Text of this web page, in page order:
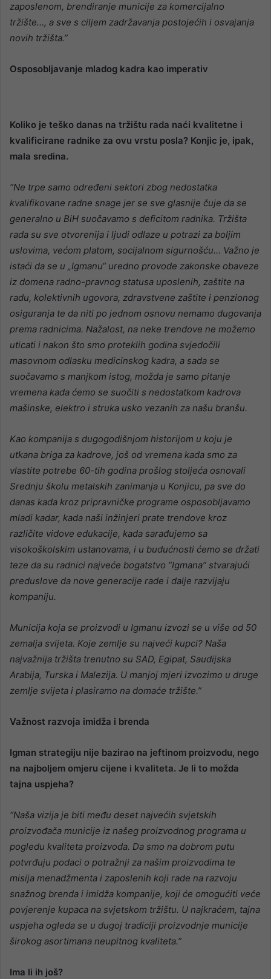
zaposlenom, brendiranje municije za komercijalno
tržište…, a sve s ciljem zadržavanja postojećih i osvajanja
novih tržišta.”
Osposobljavanje mladog kadra kao imperativ
Koliko je teško danas na tržištu rada naći kvalitetne i
kvalificirane radnike za ovu vrstu posla? Konjic je, ipak,
mala sredina.
“Ne trpe samo određeni sektori zbog nedostatka
kvalifikovane radne snage jer se sve glasnije čuje da se
generalno u BiH suočavamo s deficitom radnika. Tržišta
rada su sve otvorenija i ljudi odlaze u potrazi za boljim
uslovima, većom platom, socijalnom sigurnošću… Važno je
istaći da se u „Igmanu“ uredno provode zakonske obaveze
iz domena radno-pravnog statusa uposlenih, zaštite na
radu, kolektivnih ugovora, zdravstvene zaštite i penzionog
osiguranja te da niti po jednom osnovu nemamo dugovanja
prema radnicima. Nažalost, na neke trendove ne možemo
uticati i nakon što smo proteklih godina svjedočili
masovnom odlasku medicinskog kadra, a sada se
suočavamo s manjkom istog, možda je samo pitanje
vremena kada ćemo se suočiti s nedostatkom kadrova
mašinske, elektro i struka usko vezanih za našu branšu.
Kao kompanija s dugogodišnjom historijom u koju je
utkana briga za kadrove, još od vremena kada smo za
vlastite potrebe 60-tih godina prošlog stoljeća osnovali
Srednju školu metalskih zanimanja u Konjicu, pa sve do
danas kada kroz pripravničke programe osposobljavamo
mladi kadar, kada naši inžinjeri prate trendove kroz
različite vidove edukacije, kada sarađujemo sa
visokoškolskim ustanovama, i u budućnosti ćemo se držati
teze da su radnici najveće bogatstvo “Igmana” stvarajući
preduslove da nove generacije rade i dalje razvijaju
kompaniju.
Municija koja se proizvodi u Igmanu izvozi se u više od 50
zemalja svijeta. Koje zemlje su najveći kupci? Naša
najvažnija tržišta trenutno su SAD, Egipat, Saudijska
Arabija, Turska i Malezija. U manjoj mjeri izvozimo u druge
zemlje svijeta i plasiramo na domaće tržište.”
Važnost razvoja imidža i brenda
Igman strategiju nije bazirao na jeftinom proizvodu, nego
na najboljem omjeru cijene i kvaliteta. Je li to možda
tajna uspjeha?
“Naša vizija je biti među deset najvećih svjetskih
proizvođača municije iz našeg proizvodnog programa u
pogledu kvaliteta proizvoda. Da smo na dobrom putu
potvrđuju podaci o potražnji za našim proizvodima te
misija menadžmenta i zaposlenih koji rade na razvoju
snažnog brenda i imidža kompanije, koji će omogućiti veće
povjerenje kupaca na svjetskom tržištu. U najkraćem, tajna
uspjeha ogleda se u dugoj tradiciji proizvodnje municije
širokog asortimana neupitnog kvaliteta.”
Ima li ih još?